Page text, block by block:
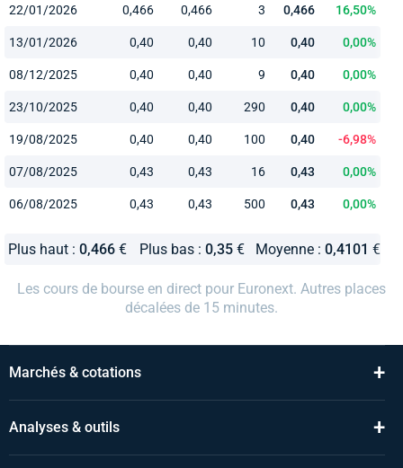
22/01/2026 0,466 0,466 3 0,466 16,50%
13/01/2026 0,40 0,40 10 0,40 0,00%
08/12/2025 0,40 0,40 9 0,40 0,00%
23/10/2025 0,40 0,40 290 0,40 0,00%
19/08/2025 0,40 0,40 100 0,40 -6,98%
07/08/2025 0,43 0,43 16 0,43 0,00%
06/08/2025 0,43 0,43 500 0,43 0,00%
Plus haut : 0,466€ Plus bas :0,35 € Moyenne : 0,4101 €
Les cours de bourse en direct pour Euronext. Autres places
décalées de 15 minutes.
Marchés & cotations +
Analyses & outils +